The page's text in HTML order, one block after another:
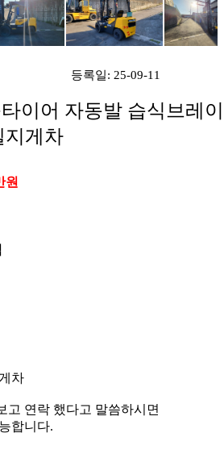
등록일: 25-09-11
이어 자동발 습식브레이
지게차
원
차
고 연락 했다고 말씀하시면
합니다.